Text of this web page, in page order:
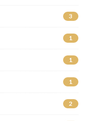
3
1
1
1
2